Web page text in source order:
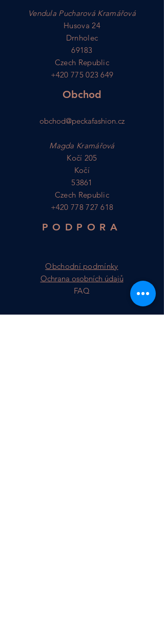
Vendula Pucharová Kramářová
Husova 24
Drnholec
69183
Czech Republic
+420 775 023 649
Obchod
obchod@peckafashion.cz
Magda Kramářová
Kočí 205
Kočí
53861
Czech Republic
+420 778 727 618
PODPORA
Obchodní podmínky
Ochrana osobních údajů
FAQ